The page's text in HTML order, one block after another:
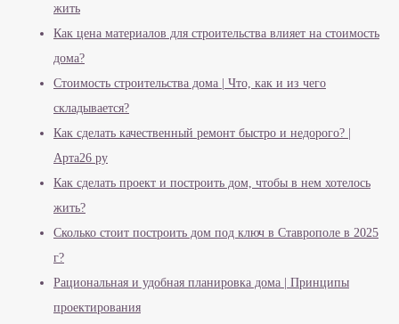
жить
Как цена материалов для строительства влияет на стоимость
дома?
Стоимость строительства дома | Что, как и из чего
складывается?
Как сделать качественный ремонт быстро и недорого? |
Арта26 ру
Как сделать проект и построить дом, чтобы в нем хотелось
жить?
Сколько стоит построить дом под ключ в Ставрополе в 2025
г?
Рациональная и удобная планировка дома | Принципы
проектирования